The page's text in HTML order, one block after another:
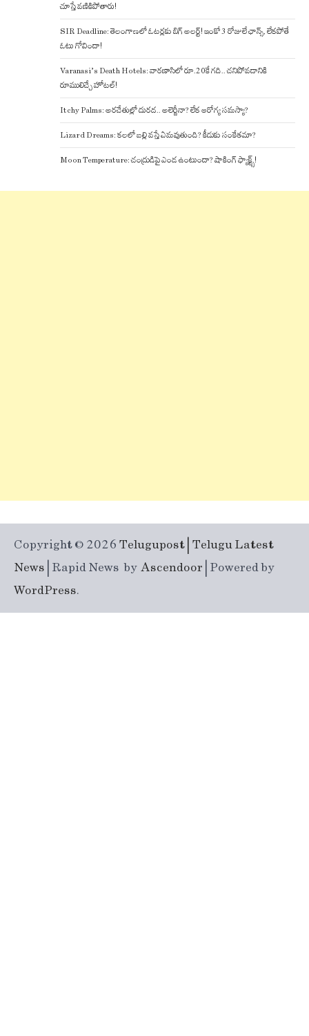
చూస్తే వణికిపోతారు!
SIR Deadline: తెలంగాణలో ఓటర్లకు బిగ్ అలర్ట్! ఇంకో 3 రోజులే ఛాన్స్, లేకపోతే
ఓటు గోవిందా!
Varanasi’s Death Hotels: వారణాసిలో రూ.20కే గది.. చనిపోవడానికి
రూములిచ్చే హోటల్!
Itchy Palms: అరచేతుల్లో దురద.. అలెర్జీనా? లేక ఆరోగ్య సమస్యా?
Lizard Dreams: కలలో బల్లి వస్తే ఏమవుతుంది? కీడుకు సంకేతమా?
Moon Temperature: చంద్రుడిపై ఎండ ఉంటుందా? షాకింగ్ ఫ్యాక్ట్స్!
Copyright © 2026 Telugupost | Telugu Latest
News | Rapid News byAscendoor | Powered by
WordPress.